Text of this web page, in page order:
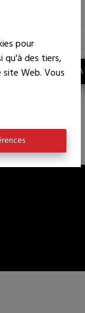
pour
qu'à des tiers,
Web. Vous